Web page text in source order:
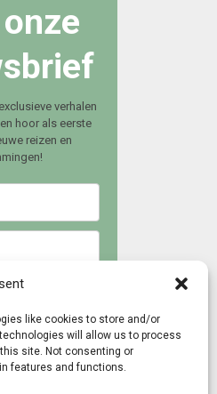
like cookies to store and/or
will allow us to process
site. Not consenting or
features and functions.
verhalen
hoor als eerste
reizen en